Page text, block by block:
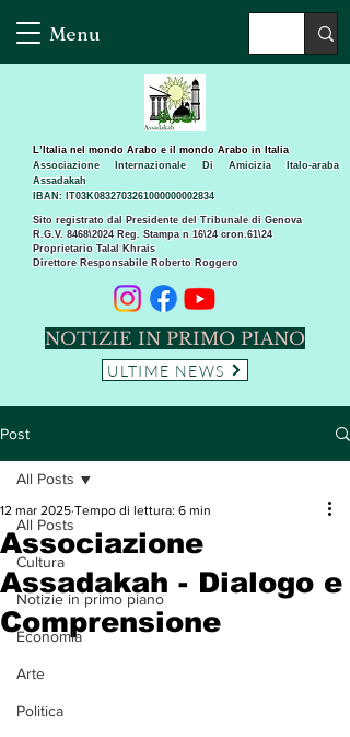
Menu
Sito registrato dal Presidente del Tribunale di Genova
R.G.V. 8468\2024 Reg. Stampa n 16\24 cron.61\24 ​
Proprietario Talal Khrais
Direttore Responsabile Roberto Roggero
L’Italia nel mondo Arabo e il mondo Arabo in Italia
Associazione Internazionale Di Amicizia Italo-araba
Assadakah
IBAN: IT03K0832703261000000002834
NOTIZIE IN PRIMO PIANO
ULTIME NEWS
Post
All Posts
Cultura
Notizie in primo piano
Economia
Arte
Politica
All Posts
Associazione
Assadakah - Dialogo e
Comprensione
12 mar 2025 Tempo di lettura: 6 min